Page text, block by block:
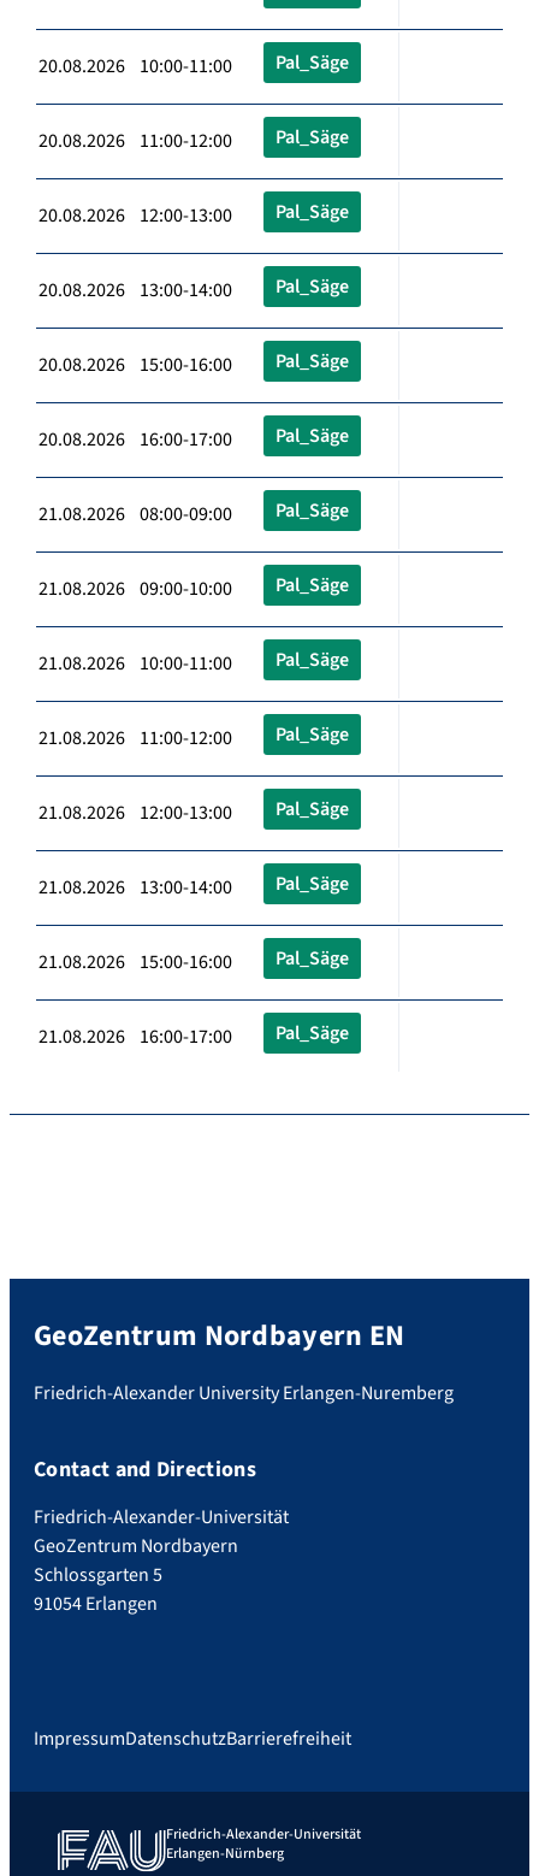
20.08.2026 10:00-11:00 Pal_Säge
20.08.2026 11:00-12:00 Pal_Säge
20.08.2026 12:00-13:00 Pal_Säge
20.08.2026 13:00-14:00 Pal_Säge
20.08.2026 15:00-16:00 Pal_Säge
20.08.2026 16:00-17:00 Pal_Säge
21.08.2026 08:00-09:00 Pal_Säge
21.08.2026 09:00-10:00 Pal_Säge
21.08.2026 10:00-11:00 Pal_Säge
21.08.2026 11:00-12:00 Pal_Säge
21.08.2026 12:00-13:00 Pal_Säge
21.08.2026 13:00-14:00 Pal_Säge
21.08.2026 15:00-16:00 Pal_Säge
21.08.2026 16:00-17:00 Pal_Säge
GeoZentrum Nordbayern EN
Friedrich-Alexander University Erlangen-Nuremberg
Contact and Directions
Friedrich-Alexander-Universität
GeoZentrum Nordbayern
Schlossgarten 5
91054 Erlangen
ImpressumDatenschutzBarrierefreiheit
Friedrich-Alexander-Universität
Erlangen-Nürnberg